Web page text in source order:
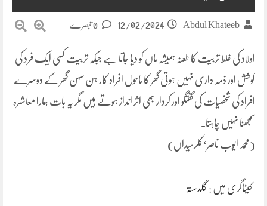
Abdul Khateeb
12/02/2024
اولاد کی غلط تربیت کا طعنہ ہمیشہ ماں کو دیا جاتا ہے جبکہ تربیت کسی ایک فرد کی
کوشش اور ذمہ داری نہیں ہوتی گھر کا ماحول افراد کار ہن سہن گھر کے دوسرے
افراد کی شخصیات کی گفتگو اور کردار بھی اثر انداز ہوتے ہیں مگر یہ بات ہمارا معاشرہ
سمجھنا نہیں چاہتا۔
(محمد ایوب ناصر‘کلرسیداں)
کیٹاگری میں : گلدستہ